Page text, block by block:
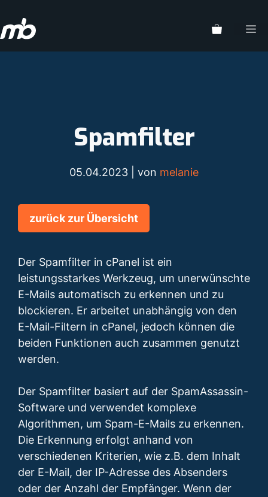
Inhalt
springen
Spamfilter
05.04.2023 | von melanie
zurück zur Übersicht
Der Spamfilter in cPanel ist ein
leistungsstarkes Werkzeug, um unerwünschte
E-Mails automatisch zu erkennen und zu
blockieren. Er arbeitet unabhängig von den
E-Mail-Filtern in cPanel, jedoch können die
beiden Funktionen auch zusammen genutzt
werden.
Der Spamfilter basiert auf der SpamAssassin-
Software und verwendet komplexe
Algorithmen, um Spam-E-Mails zu erkennen.
Die Erkennung erfolgt anhand von
verschiedenen Kriterien, wie z.B. dem Inhalt
der E-Mail, der IP-Adresse des Absenders
oder der Anzahl der Empfänger. Wenn der